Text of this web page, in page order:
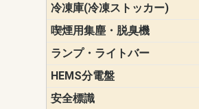
冷凍庫(冷凍ストッカー)
喫煙用集塵・脱臭機
ランプ・ライトバー
HEMS分電盤
安全標識